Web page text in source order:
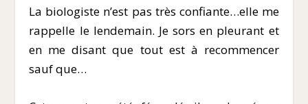
La biologiste n’est pas très confiante…elle me
rappelle le lendemain. Je sors en pleurant et
en me disant que tout est à recommencer
sauf que…